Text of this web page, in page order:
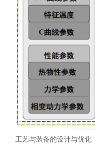
工艺与装备的设计与优化